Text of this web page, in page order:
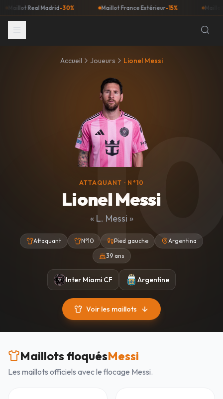
Real Madrid-30% Maillot France Extérieur-15% Maillot
Accueil Joueurs Lionel Messi
ATTAQUANT · N°10
Maillot
Lionel Messi
« L. Messi »
Attaquant N°10 Pied gauche
Argentina
39 ans
Inter Miami CF Argentine
Voir les maillots
Maillots floquésMessi
Les maillots officiels avec le flocage Messi.